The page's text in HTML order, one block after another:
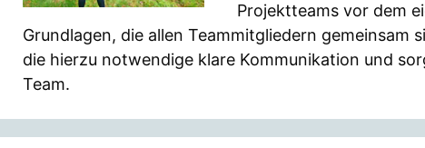
Projektteams vor dem
Grundlagen, die allen Teammitgliedern
die hierzu notwendige klare Kommunikation und
Team.